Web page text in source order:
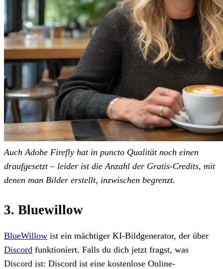
Auch Adobe Firefly hat in puncto Qualität noch einen
draufgesetzt – leider ist die Anzahl der Gratis-Credits, mit
denen man Bilder erstellt, inzwischen begrenzt.
3. Bluewillow
BlueWillow ist ein mächtiger KI-Bildgenerator, der über
Discord funktioniert. Falls du dich jetzt fragst, was
Discord ist: Discord ist eine kostenlose Online-